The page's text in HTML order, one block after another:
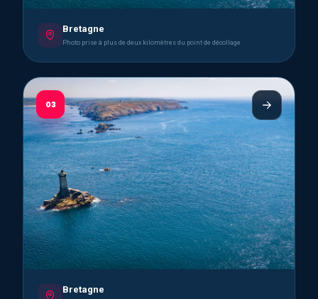
Bretagne
Photo prise à plus de deux kilomètres du point de décollage
03
Bretagne